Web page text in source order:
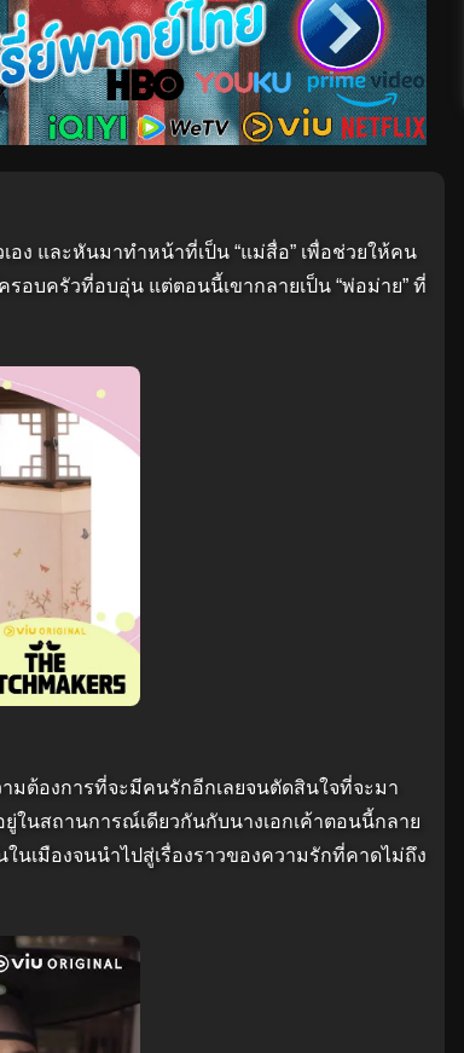
อง และหันมาทำหน้าที่เป็น “แม่สื่อ” เพื่อช่วยให้คน
อบครัวที่อบอุ่น แต่ตอนนี้เขากลายเป็น “พ่อม่าย” ที่
มต้องการที่จะมีคนรักอีกเลยจนตัดสินใจที่จะมา
ในสถานการณ์เดียวกันกับนางเอกเค้าตอนนี้กลาย
นเมืองจนนำไปสู่เรื่องราวของความรักที่คาดไม่ถึง